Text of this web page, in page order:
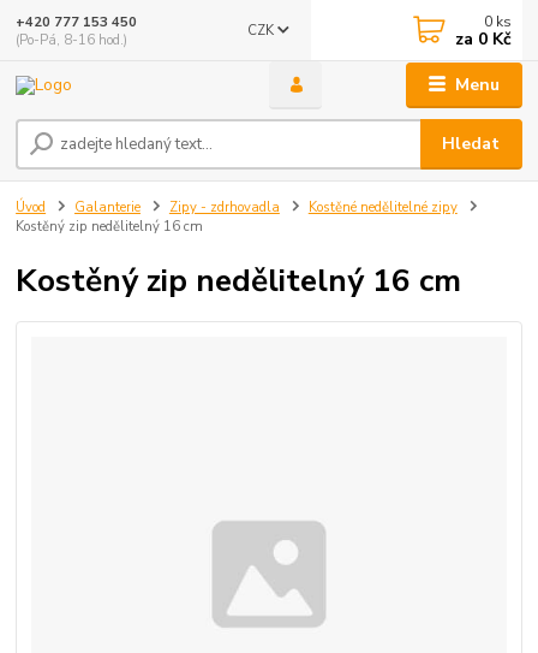
Menu
CZK
Hledat
+420 777 153 450
(Po-Pá, 8-16 hod.)
0 ks
za 0 Kč
Úvod Galanterie Zipy - zdrhovadla
Kostěné nedělitelné zipy
Kostěný zip nedělitelný 16 cm
Kostěný zip nedělitelný 16 cm